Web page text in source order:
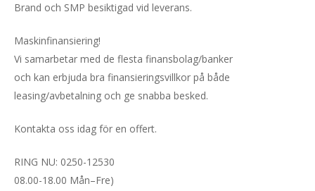
Brand och SMP besiktigad vid leverans.
Maskinfinansiering!
Vi samarbetar med de flesta finansbolag/banker
och kan erbjuda bra finansieringsvillkor på både
leasing/avbetalning och ge snabba besked.
Kontakta oss idag för en offert.
RING NU: 0250-12530
08.00-18.00 Mån–Fre)